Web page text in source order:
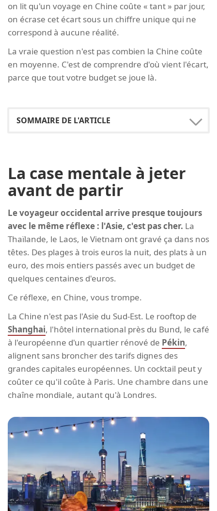
on lit qu'un voyage en Chine coûte « tant » par jour,
on écrase cet écart sous un chiffre unique qui ne
correspond à aucune réalité.
La vraie question n'est pas combien la Chine coûte
en moyenne. C'est de comprendre d'où vient l'écart,
parce que tout votre budget se joue là.
La case mentale à jeter
avant de partir
Le voyageur occidental arrive presque toujours
avec le même réflexe : l'Asie, c'est pas cher. La
Thaïlande, le Laos, le Vietnam ont gravé ça dans nos
têtes. Des plages à trois euros la nuit, des plats à un
euro, des mois entiers passés avec un budget de
quelques centaines d'euros.
Ce réflexe, en Chine, vous trompe.
La Chine n'est pas l'Asie du Sud-Est. Le rooftop de
Shanghai, l'hôtel international près du Bund, le café
à l'européenne d'un quartier rénové de Pékin,
alignent sans broncher des tarifs dignes des
grandes capitales européennes. Un cocktail peut y
coûter ce qu'il coûte à Paris. Une chambre dans une
chaîne mondiale, autant qu'à Londres.